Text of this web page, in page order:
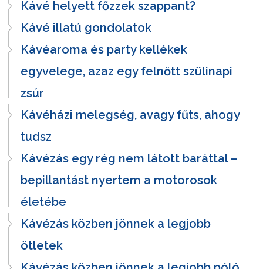
Kávé helyett főzzek szappant?
Kávé illatú gondolatok
Kávéaroma és party kellékek
egyvelege, azaz egy felnőtt szülinapi
zsúr
Kávéházi melegség, avagy fűts, ahogy
tudsz
Kávézás egy rég nem látott baráttal –
bepillantást nyertem a motorosok
életébe
Kávézás közben jönnek a legjobb
ötletek